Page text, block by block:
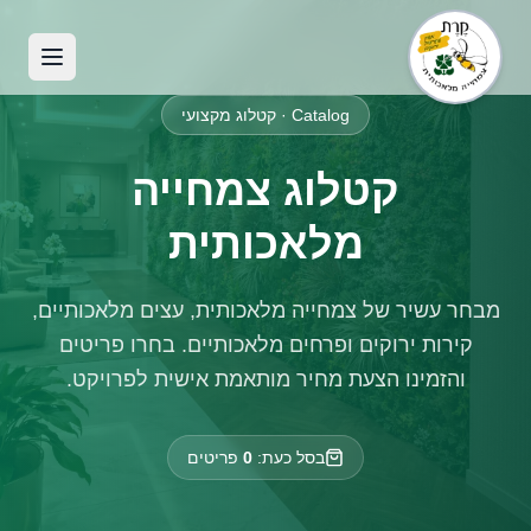
Catalog · קטלוג מקצועי
קטלוג צמחייה
מלאכותית
מבחר עשיר של צמחייה מלאכותית, עצים מלאכותיים,
קירות ירוקים ופרחים מלאכותיים. בחרו פריטים
והזמינו הצעת מחיר מותאמת אישית לפרויקט.
בסל כעת: 0 פריטים